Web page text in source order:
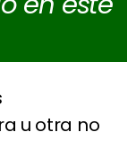
u otra no